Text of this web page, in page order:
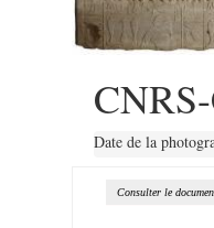
Date de la
Consulter le